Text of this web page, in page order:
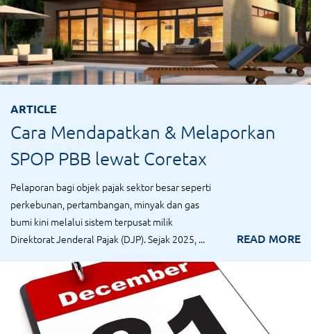
ARTICLE
Cara Mendapatkan & Melaporkan
SPOP PBB lewat Coretax
Pelaporan bagi objek pajak sektor besar seperti
perkebunan, pertambangan, minyak dan gas
bumi kini melalui sistem terpusat milik
Direktorat Jenderal Pajak (DJP). Sejak 2025, ...
READ MORE